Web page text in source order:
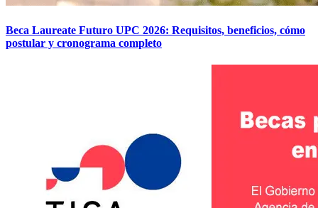
Beca Laureate Futuro UPC 2026: Requisitos, beneficios, cómo
postular y cronograma completo